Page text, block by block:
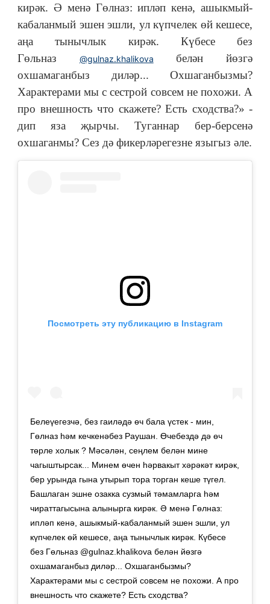
кирәк. Ә менә Гөлназ: ипләп кенә, ашыкмый-
кабаланмый эшен эшли, ул күпчелек өй кешесе,
аңа тынычлык кирәк. Күбесе без
Гөльназ
@gulnaz.khalikova
белән йөзгә
охшамаганбыз диләр... Охшаганбызмы?
Характерами мы с сестрой совсем не похожи. А
про внешность что скажете? Есть сходства?» -
дип яза җырчы. Туганнар бер-берсенә
охшаганмы? Сез дә фикерләрегезне языгыз әле.
Посмотреть эту публикацию в Instagram
Белеүегезчә, без гаиләдә өч бала үстек - мин,
Гөлназ һәм кечкенәбез Раушан. Өчебездә дә өч
төрле холык ? Мәсәлән, сеңлем белән мине
чагыштырсак... Минем өчен һәрвакыт хәрәкәт кирәк,
бер урында гына утырып тора торган кеше түгел.
Башлаган эшне озакка сузмый тәмамларга һәм
чираттагысына алынырга кирәк. Ә менә Гөлназ:
ипләп кенә, ашыкмый-кабаланмый эшен эшли, ул
күпчелек өй кешесе, аңа тынычлык кирәк. Күбесе
без Гөльназ @gulnaz.khalikova белән йөзгә
охшамаганбыз диләр... Охшаганбызмы? ⠀
Характерами мы с сестрой совсем не похожи. А про
внешность что скажете? Есть сходства?